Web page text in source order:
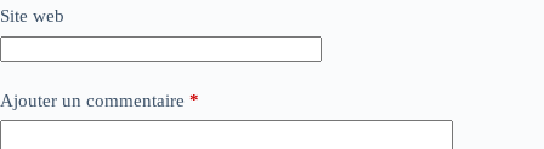
Site web
Ajouter un commentaire *